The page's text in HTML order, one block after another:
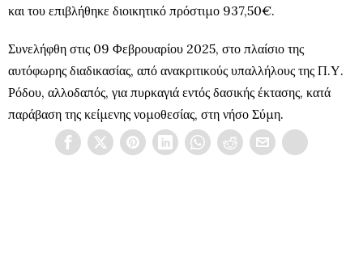
και του επιβλήθηκε διοικητικό πρόστιμο 937,50€.
Συνελήφθη στις 09 Φεβρουαρίου 2025, στο πλαίσιο της
αυτόφωρης διαδικασίας, από ανακριτικούς υπαλλήλους της Π.Υ.
Ρόδου, αλλοδαπός, για πυρκαγιά εντός δασικής έκτασης, κατά
παράβαση της κείμενης νομοθεσίας, στη νήσο Σύμη.